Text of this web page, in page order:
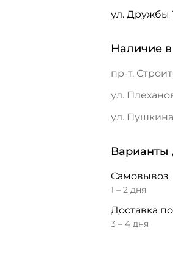
ул. Дружбы
Наличие
пр-т.
ул.
ул. Пушкина
Варианты
Самовывоз
1 – 2 дня
Доставка
3 – 4 дня